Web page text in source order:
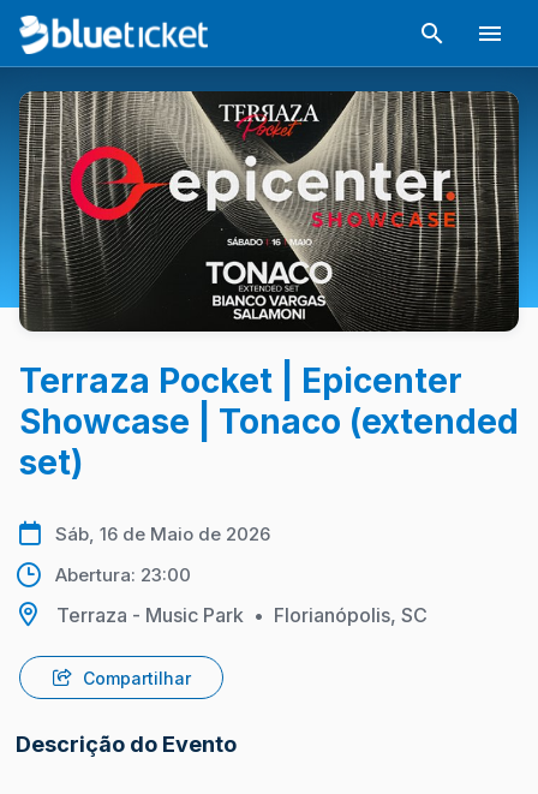
Terraza Pocket | Epicenter
Showcase | Tonaco (extended
set)
Sáb, 16 de Maio de 2026
Abertura: 23:00
Terraza - Music Park • Florianópolis, SC
Compartilhar
Descrição do Evento